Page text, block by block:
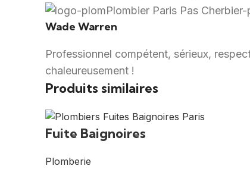
Wade Warren
Professionnel compétent, sérieux,
chaleureusement !
Produits similaires
Fuite Baignoires
Plomberie